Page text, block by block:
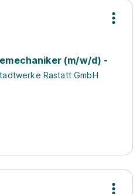
(m/w/d) -
Rastatt GmbH